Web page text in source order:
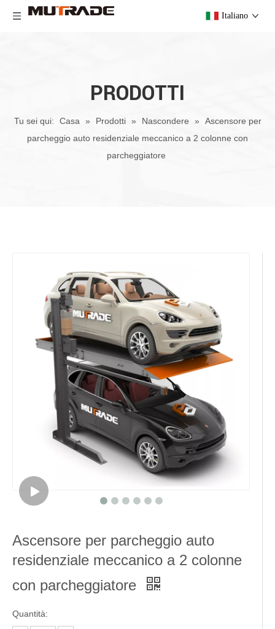
Italiano
PRODOTTI
Tu sei qui: Casa » Prodotti » Nascondere » Ascensore per
parcheggio auto residenziale meccanico a 2 colonne con
parcheggiatore
Ascensore per parcheggio auto
residenziale meccanico a 2 colonne
con parcheggiatore
Quantità: